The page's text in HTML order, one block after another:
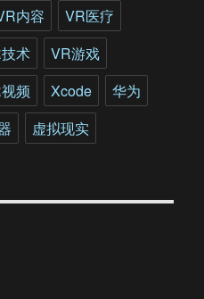
内容
VR医疗
术
VR游戏
频 Xcode
华为
虚拟现实